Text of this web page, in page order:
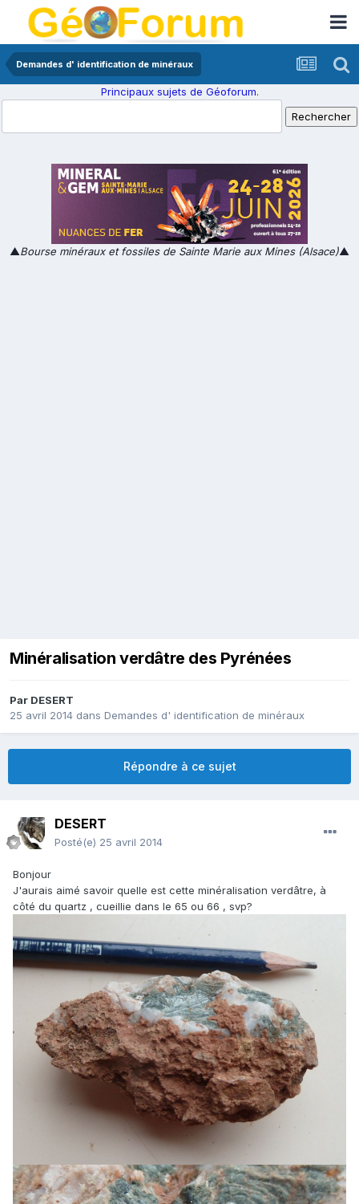
Demandes d' identification de minéraux
Principaux sujets de Géoforum.
▲Bourse minéraux et fossiles de Sainte Marie aux Mines (Alsace)▲
Minéralisation verdâtre des Pyrénées
Par DESERT
25 avril 2014 dans Demandes d' identification de minéraux
Répondre à ce sujet
DESERT
Posté(e) 25 avril 2014
Bonjour
J'aurais aimé savoir quelle est cette minéralisation verdâtre, à
côté du quartz , cueillie dans le 65 ou 66 , svp?